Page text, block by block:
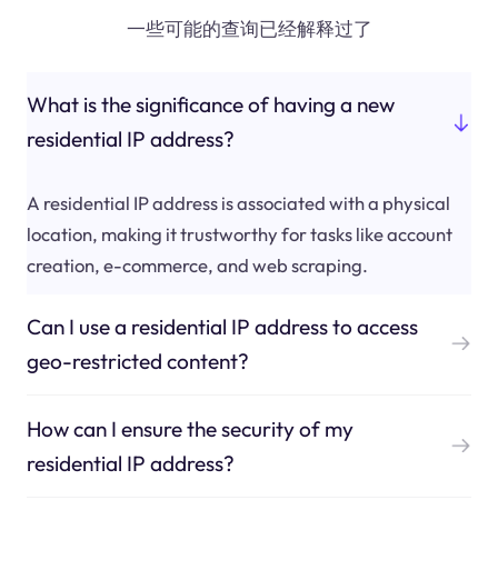
一些可能的查询已经解释过了
What is the significance of having a new
residential IP address?
A residential IP address is associated with a physical
location, making it trustworthy for tasks like account
creation, e-commerce, and web scraping.
Can I use a residential IP address to access
geo-restricted content?
How can I ensure the security of my
residential IP address?